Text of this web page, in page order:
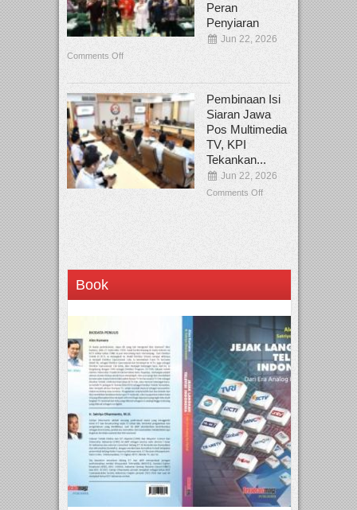
Peran
Penyiaran
Jun 22, 2026
Comments Off
Pembinaan Isi
Siaran Jawa
Pos Multimedia
TV, KPI
Tekankan...
Jun 22, 2026
Comments Off
Book